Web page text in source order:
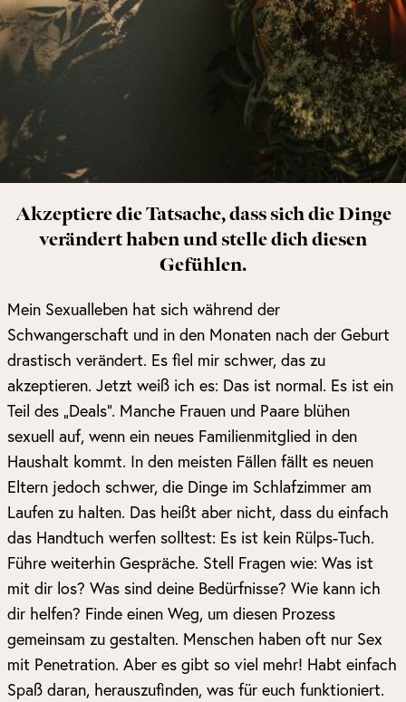
Akzeptiere die Tatsache, dass sich die Dinge
verändert haben und stelle dich diesen
Gefühlen.
Mein Sexualleben hat sich während der
Schwangerschaft und in den Monaten nach der Geburt
drastisch verändert. Es fiel mir schwer, das zu
akzeptieren. Jetzt weiß ich es: Das ist normal. Es ist ein
Teil des „Deals“. Manche Frauen und Paare blühen
sexuell auf, wenn ein neues Familienmitglied in den
Haushalt kommt. In den meisten Fällen fällt es neuen
Eltern jedoch schwer, die Dinge im Schlafzimmer am
Laufen zu halten. Das heißt aber nicht, dass du einfach
das Handtuch werfen solltest: Es ist kein Rülps-Tuch.
Führe weiterhin Gespräche. Stell Fragen wie: Was ist
mit dir los? Was sind deine Bedürfnisse? Wie kann ich
dir helfen? Finde einen Weg, um diesen Prozess
gemeinsam zu gestalten. Menschen haben oft nur Sex
mit Penetration. Aber es gibt so viel mehr! Habt einfach
Spaß daran, herauszufinden, was für euch funktioniert.